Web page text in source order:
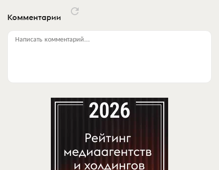
Комментарии
Написать комментарий...